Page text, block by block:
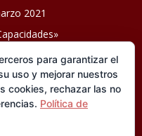
2021
14 de junio
Cuídate +
para garantizar el
uso y mejorar nuestros
cookies, rechazar las no
Política de